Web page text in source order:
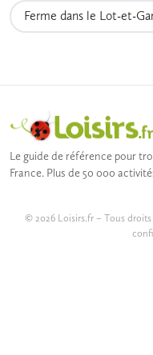
Ferme dans le Lot-et-
Le guide de référence pour
France. Plus de 50 000
© 2026 Loisirs.fr – Tous droits